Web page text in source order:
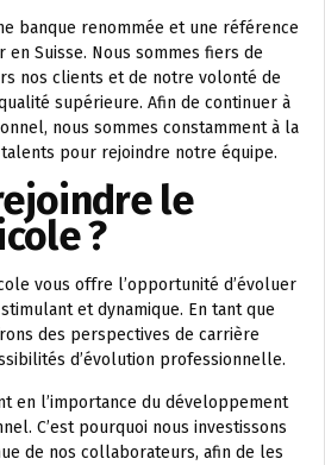
banque renommée et une référence
Suisse. Nous sommes fiers de
nos clients et de notre volonté de
supérieure. Afin de continuer à
nous sommes constamment à la
pour rejoindre notre équipe.
le
?
vous offre l’opportunité d’évoluer
et dynamique. En tant que
des perspectives de carrière
d’évolution professionnelle.
en l’importance du développement
C’est pourquoi nous investissons
de nos collaborateurs, afin de les